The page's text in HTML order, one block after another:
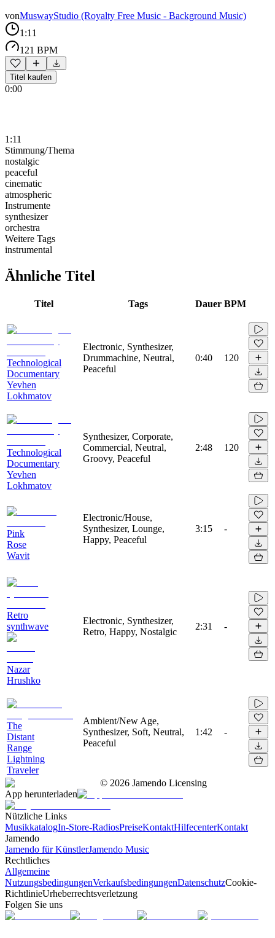
vonMuswayStudio (Royalty Free Music - Background Music)
1:11
121 BPM
Titel kaufen
0:00
1:11
Stimmung/Thema
nostalgic
peaceful
cinematic
atmospheric
Instrumente
synthesizer
orchestra
Weitere Tags
instrumental
Ähnliche Titel
Titel Tags Dauer BPM
Technological
Documentary
Yevhen
Lokhmatov
Electronic, Synthesizer,
Drummachine, Neutral,
Peaceful
0:40 120
Technological
Documentary
Yevhen
Lokhmatov
Synthesizer, Corporate,
Commercial, Neutral,
Groovy, Peaceful
2:48 120
Pink
Rose
Wavit
Electronic/House,
Synthesizer, Lounge,
Happy, Peaceful
3:15 -
Retro
synthwave
Nazar
Hrushko
Electronic, Synthesizer,
Retro, Happy, Nostalgic
2:31 -
The
Distant
Range
Lightning
Traveler
Ambient/New Age,
Synthesizer, Soft, Neutral,
Peaceful
1:42 -
© 2026 Jamendo Licensing
App herunterladen
Nützliche Links
MusikkatalogIn-Store-RadiosPreiseKontaktHilfecenterKontakt
Jamendo
Jamendo für KünstlerJamendo Music
Rechtliches
Allgemeine
NutzungsbedingungenVerkaufsbedingungenDatenschutzCookie-
RichtlinieUrheberrechtsverletzung
Folgen Sie uns